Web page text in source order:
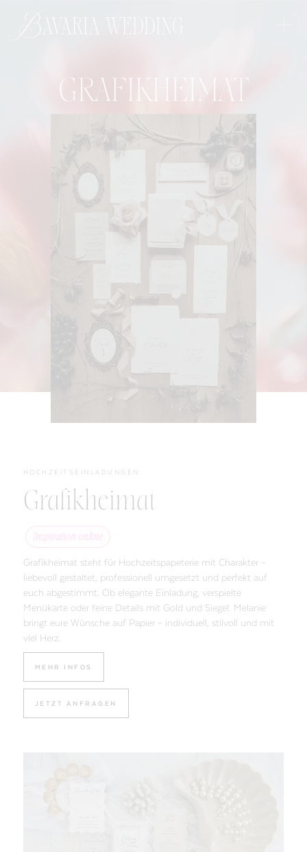
Bavaria wedding
GRAFIKHEIMAT
HOCHZEITSEINLADUNGEN:
Grafikheimat
Grafikheimat steht für Hochzeitspapeterie mit Charakter –
liebevoll gestaltet, professionell umgesetzt und perfekt auf
euch abgestimmt. Ob elegante Einladung, verspielte
Menükarte oder feine Details mit Gold und Siegel: Melanie
bringt eure Wünsche auf Papier – individuell, stilvoll und mit
viel Herz.
MEHR INFOS
JETZT ANFRAGEN